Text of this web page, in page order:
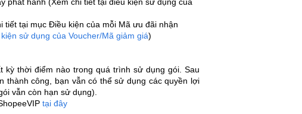
tiết tại mục Điều kiện của mỗi Mã ưu đãi nhận
sử dụng của Voucher/Mã giảm giá)
kỳ thời điểm nào trong quá trình sử dụng gói. Sau
thành công, bạn vẫn có thể sử dụng các quyền lợi
vẫn còn hạn sử dụng).
tại đây